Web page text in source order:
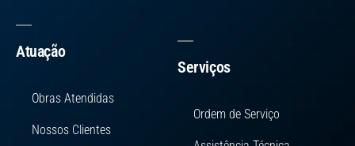
Atuação
Obras Atendidas
Nossos Clientes
Serviços
Ordem de Serviço